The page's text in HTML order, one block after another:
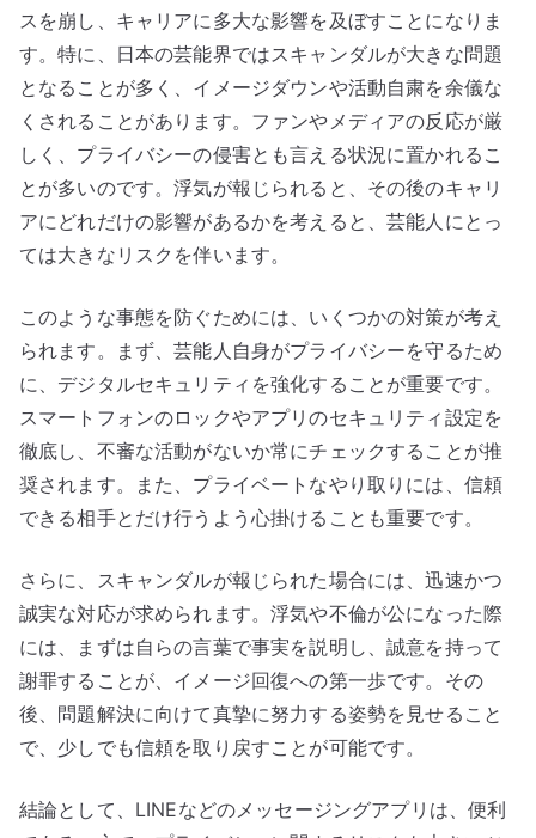
スを崩し、キャリアに多大な影響を及ぼすことになりま
す。特に、日本の芸能界ではスキャンダルが大きな問題
となることが多く、イメージダウンや活動自粛を余儀な
くされることがあります。ファンやメディアの反応が厳
しく、プライバシーの侵害とも言える状況に置かれるこ
とが多いのです。浮気が報じられると、その後のキャリ
アにどれだけの影響があるかを考えると、芸能人にとっ
ては大きなリスクを伴います。
このような事態を防ぐためには、いくつかの対策が考え
られます。まず、芸能人自身がプライバシーを守るため
に、デジタルセキュリティを強化することが重要です。
スマートフォンのロックやアプリのセキュリティ設定を
徹底し、不審な活動がないか常にチェックすることが推
奨されます。また、プライベートなやり取りには、信頼
できる相手とだけ行うよう心掛けることも重要です。
さらに、スキャンダルが報じられた場合には、迅速かつ
誠実な対応が求められます。浮気や不倫が公になった際
には、まずは自らの言葉で事実を説明し、誠意を持って
謝罪することが、イメージ回復への第一歩です。その
後、問題解決に向けて真摯に努力する姿勢を見せること
で、少しでも信頼を取り戻すことが可能です。
結論として、LINEなどのメッセージングアプリは、便利